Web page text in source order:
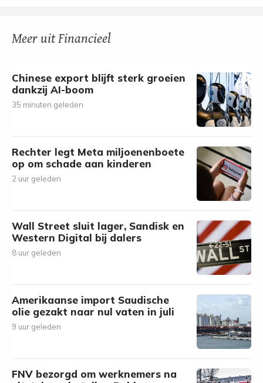
Meer uit Financieel
Chinese export blijft sterk groeien
dankzij AI-boom
35 minuten geleden
Rechter legt Meta miljoenenboete
op om schade aan kinderen
2 uur geleden
Wall Street sluit lager, Sandisk en
Western Digital bij dalers
8 uur geleden
Amerikaanse import Saudische
olie gezakt naar nul vaten in juli
9 uur geleden
FNV bezorgd om werknemers na